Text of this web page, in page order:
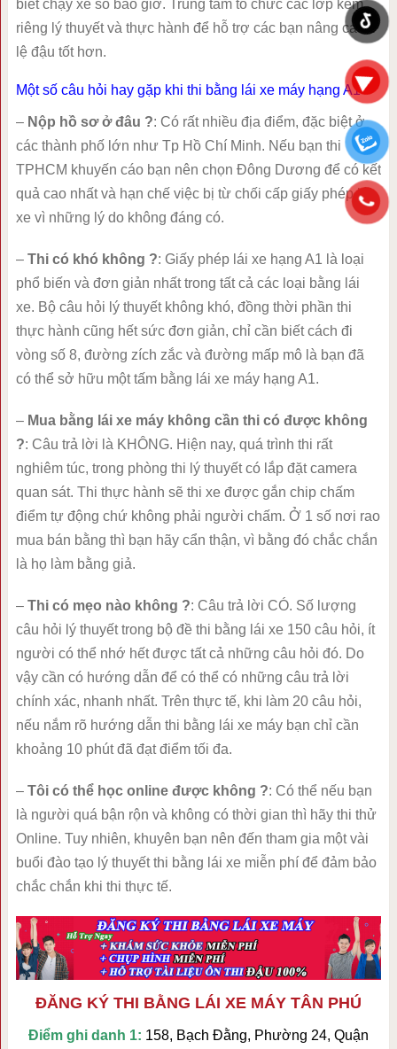
biết chạy xe số bao giờ. Trung tâm tổ chức các lớp kèm
riêng lý thuyết và thực hành để hỗ trợ các bạn nâng cao tỉ
lệ đậu tốt hơn.
Một số câu hỏi hay gặp khi thi bằng lái xe máy hạng A1
– Nộp hồ sơ ở đâu ?: Có rất nhiều địa điểm, đặc biệt ở
các thành phố lớn như Tp Hồ Chí Minh. Nếu bạn thi
TPHCM khuyến cáo bạn nên chọn Đông Dương để có kết
quả cao nhất và hạn chế việc bị từ chối cấp giấy phép lái
xe vì những lý do không đáng có.
– Thi có khó không ?: Giấy phép lái xe hạng A1 là loại
phổ biến và đơn giản nhất trong tất cả các loại bằng lái
xe. Bộ câu hỏi lý thuyết không khó, đồng thời phần thi
thực hành cũng hết sức đơn giản, chỉ cần biết cách đi
vòng số 8, đường zích zắc và đường mấp mô là bạn đã
có thể sở hữu một tấm bằng lái xe máy hạng A1.
– Mua bằng lái xe máy không cần thi có được không
?: Câu trả lời là KHÔNG. Hiện nay, quá trình thi rất
nghiêm túc, trong phòng thi lý thuyết có lắp đặt camera
quan sát. Thi thực hành sẽ thi xe được gắn chip chấm
điểm tự động chứ không phải người chấm. Ở 1 số nơi rao
mua bán bằng thì bạn hãy cẩn thận, vì bằng đó chắc chắn
là họ làm bằng giả.
– Thi có mẹo nào không ?: Câu trả lời CÓ. Số lượng
câu hỏi lý thuyết trong bộ đề thi bằng lái xe 150 câu hỏi, ít
người có thể nhớ hết được tất cả những câu hỏi đó. Do
vậy cần có hướng dẫn để có thể có những câu trả lời
chính xác, nhanh nhất. Trên thực tế, khi làm 20 câu hỏi,
nếu nắm rõ hướng dẫn thi bằng lái xe máy bạn chỉ cần
khoảng 10 phút đã đạt điểm tối đa.
– Tôi có thể học online được không ?: Có thể nếu bạn
là người quá bận rộn và không có thời gian thì hãy thi thử
Online. Tuy nhiên, khuyên bạn nên đến tham gia một vài
buổi đào tạo lý thuyết thi bằng lái xe miễn phí để đảm bảo
chắc chắn khi thi thực tế.
ĐĂNG KÝ THI BẰNG LÁI XE MÁY TÂN PHÚ
Điểm ghi danh 1: 158, Bạch Đằng, Phường 24, Quận